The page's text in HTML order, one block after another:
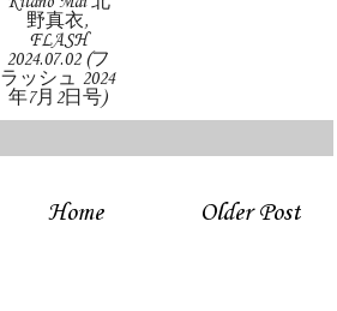
野真衣,
FLASH
2024.07.02 (フ
ラッシュ 2024
年7月2日号)
Older Post
Home